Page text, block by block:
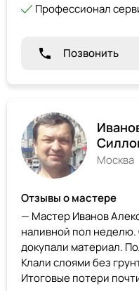
Профессионал
Позвонить
Москва
Отзывы о мастере
— Мастер Иванов
наливной пол неделю.
докупали материал.
Клали слоями без
Итоговые потери